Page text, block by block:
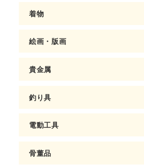
着物
絵画・版画
貴金属
釣り具
電動工具
骨董品